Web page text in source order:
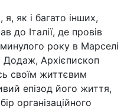
я, як і багато інших,
до Італії, де провів
минулого року в Марселі
Архієпископ
своїм життєвим
епізод його життя,
організаційного